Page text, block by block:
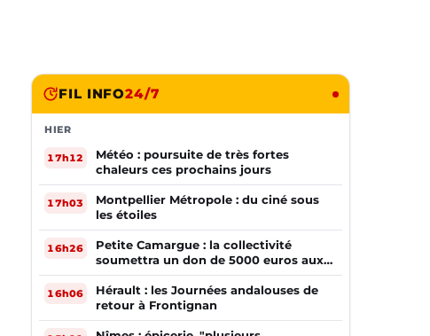
FIL INFO24/7
HIER
17h12
Météo : poursuite de très fortes
chaleurs ces prochains jours
17h03
Montpellier Métropole : du ciné sous
les étoiles
16h26
Petite Camargue : la collectivité
soumettra un don de 5000 euros aux
sinistrés de la Gironde
16h06
Hérault : les Journées andalouses de
retour à Frontignan